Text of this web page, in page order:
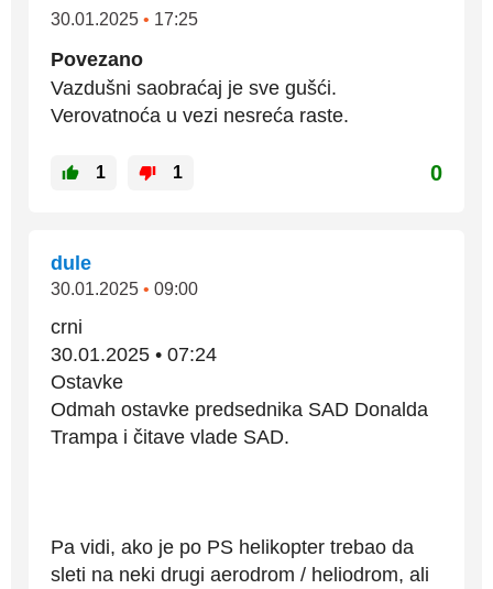
30.01.2025 • 17:25
Povezano
Vazdušni saobraćaj je sve gušći.
Verovatnoća u vezi nesreća raste.
1 1 0
dule
30.01.2025 • 09:00
crni
30.01.2025 • 07:24
Ostavke
Odmah ostavke predsednika SAD Donalda
Trampa i čitave vlade SAD.
Pa vidi, ako je po PS helikopter trebao da
sleti na neki drugi aerodrom / heliodrom, ali